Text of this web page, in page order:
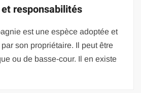
responsabilités
est une espèce adoptée et
son propriétaire. Il peut être
ou de basse-cour. Il en existe